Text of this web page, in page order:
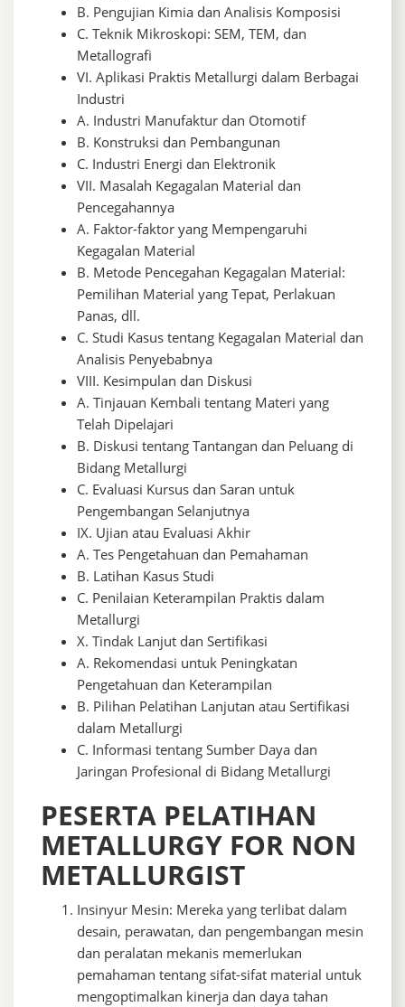
B. Pengujian Kimia dan Analisis Komposisi
C. Teknik Mikroskopi: SEM, TEM, dan
Metallografi
VI. Aplikasi Praktis Metallurgi dalam Berbagai
Industri
A. Industri Manufaktur dan Otomotif
B. Konstruksi dan Pembangunan
C. Industri Energi dan Elektronik
VII. Masalah Kegagalan Material dan
Pencegahannya
A. Faktor-faktor yang Mempengaruhi
Kegagalan Material
B. Metode Pencegahan Kegagalan Material:
Pemilihan Material yang Tepat, Perlakuan
Panas, dll.
C. Studi Kasus tentang Kegagalan Material dan
Analisis Penyebabnya
VIII. Kesimpulan dan Diskusi
A. Tinjauan Kembali tentang Materi yang
Telah Dipelajari
B. Diskusi tentang Tantangan dan Peluang di
Bidang Metallurgi
C. Evaluasi Kursus dan Saran untuk
Pengembangan Selanjutnya
IX. Ujian atau Evaluasi Akhir
A. Tes Pengetahuan dan Pemahaman
B. Latihan Kasus Studi
C. Penilaian Keterampilan Praktis dalam
Metallurgi
X. Tindak Lanjut dan Sertifikasi
A. Rekomendasi untuk Peningkatan
Pengetahuan dan Keterampilan
B. Pilihan Pelatihan Lanjutan atau Sertifikasi
dalam Metallurgi
C. Informasi tentang Sumber Daya dan
Jaringan Profesional di Bidang Metallurgi
PESERTA PELATIHAN
METALLURGY FOR NON
METALLURGIST
Insinyur Mesin: Mereka yang terlibat dalam
desain, perawatan, dan pengembangan mesin
dan peralatan mekanis memerlukan
pemahaman tentang sifat-sifat material untuk
mengoptimalkan kinerja dan daya tahan